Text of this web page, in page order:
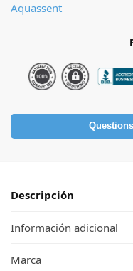
Aquassent
Descripción
Información adicional
Marca